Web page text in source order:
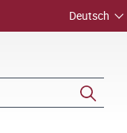
Deutsch